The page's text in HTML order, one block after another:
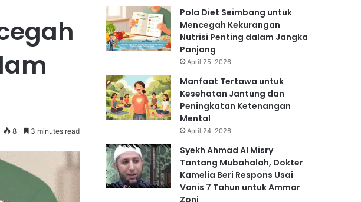
8 3 minutes read
Pola Diet Seimbang untuk
Mencegah Kekurangan
Nutrisi Penting dalam Jangka
Panjang
April 25, 2026
Manfaat Tertawa untuk
Kesehatan Jantung dan
Peningkatan Ketenangan
Mental
April 24, 2026
Syekh Ahmad Al Misry
Tantang Mubahalah, Dokter
Kamelia Beri Respons Usai
Vonis 7 Tahun untuk Ammar
Zoni